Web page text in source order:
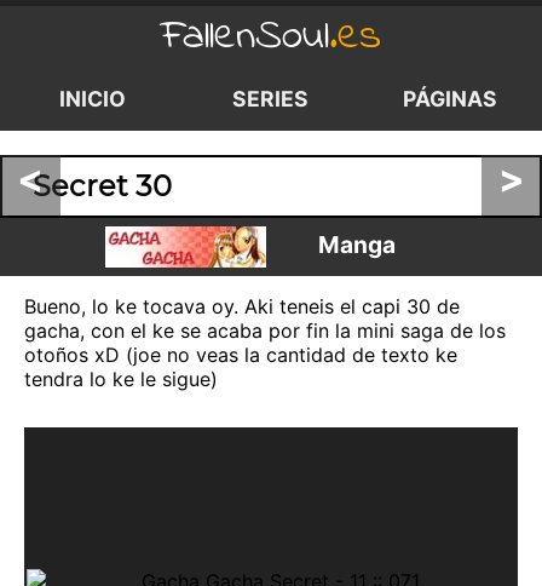
FallenSoul.es
INICIO SERIES PÁGINAS
< >
Secret 30
Manga
Bueno, lo ke tocava oy. Aki teneis el capi 30 de
gacha, con el ke se acaba por fin la mini saga de los
otoños xD (joe no veas la cantidad de texto ke
tendra lo ke le sigue)